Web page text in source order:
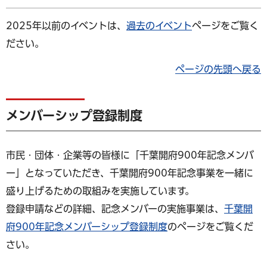
2025年以前のイベントは、 過去のイベントページをご覧く
ださい。
ページの先頭へ戻る
メンバーシップ登録制度
市民・団体・企業等の皆様に「千葉開府900年記念メンバ
ー」となっていただき、千葉開府900年記念事業を一緒に
盛り上げるための取組みを実施しています。
登録申請などの詳細、記念メンバーの実施事業は、 千葉開
府900年記念メンバーシップ登録制度のページをご覧くだ
さい。